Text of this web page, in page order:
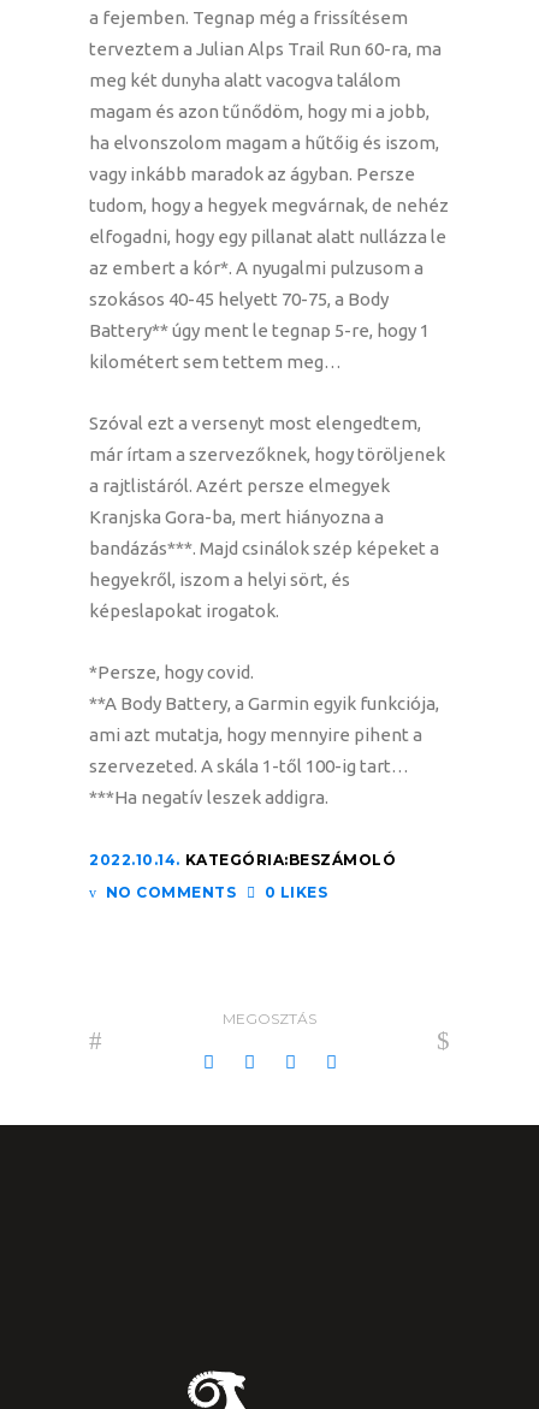
a fejemben. Tegnap még a frissítésem
terveztem a Julian Alps Trail Run 60-ra, ma
meg két dunyha alatt vacogva találom
magam és azon tűnődöm, hogy mi a jobb,
ha elvonszolom magam a hűtőig és iszom,
vagy inkább maradok az ágyban. Persze
tudom, hogy a hegyek megvárnak, de nehéz
elfogadni, hogy egy pillanat alatt nullázza le
az embert a kór*. A nyugalmi pulzusom a
szokásos 40-45 helyett 70-75, a Body
Battery** úgy ment le tegnap 5-re, hogy 1
kilométert sem tettem meg…
Szóval ezt a versenyt most elengedtem,
már írtam a szervezőknek, hogy töröljenek
a rajtlistáról. Azért persze elmegyek
Kranjska Gora-ba, mert hiányozna a
bandázás***. Majd csinálok szép képeket a
hegyekről, iszom a helyi sört, és
képeslapokat irogatok.
*Persze, hogy covid.
**A Body Battery, a Garmin egyik funkciója,
ami azt mutatja, hogy mennyire pihent a
szervezeted. A skála 1-től 100-ig tart…
***Ha negatív leszek addigra.
2022.10.14. KATEGÓRIA:BESZÁMOLÓ
NO COMMENTS
0 LIKES
MEGOSZTÁS